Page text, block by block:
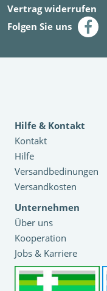
Vertrag widerrufen
Folgen Sie uns
Hilfe & Kontakt
Kontakt
Hilfe
Versandbedinungen
Versandkosten
Unternehmen
Über uns
Kooperation
Jobs & Karriere